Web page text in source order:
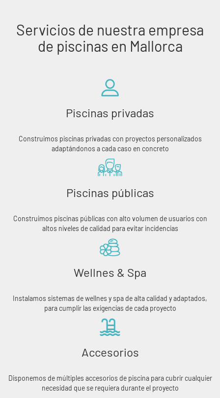
Servicios de nuestra empresa
de piscinas en Mallorca
Piscinas privadas
Construimos piscinas privadas con proyectos personalizados
adaptándonos a cada caso en concreto
Piscinas públicas
Construimos piscinas públicas con alto volumen de usuarios con
altos niveles de calidad para evitar incidencias
Wellnes & Spa
Instalamos sistemas de wellnes y spa de alta calidad y adaptados,
para cumplir las exigencias de cada proyecto
Accesorios
Disponemos de múltiples accesorios de piscina para cubrir cualquier
necesidad que se requiera durante el proyecto